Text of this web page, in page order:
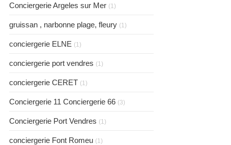
Conciergerie Argeles sur Mer (1)
gruissan , narbonne plage, fleury (1)
conciergerie ELNE (1)
conciergerie port vendres (1)
conciergerie CERET (1)
Conciergerie 11 Conciergerie 66 (3)
Conciergerie Port Vendres (1)
conciergerie Font Romeu (1)